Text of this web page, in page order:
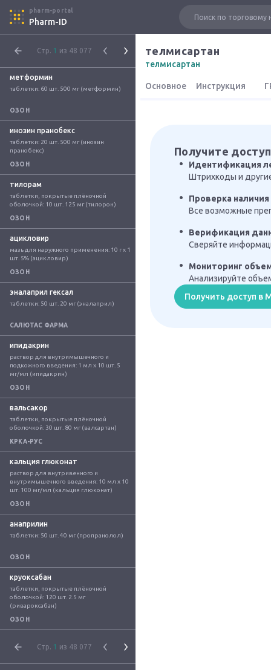
pharm-portal
Pharm-ID
Стр. 1 из 48 077
метформин
таблетки: 60 шт. 500 мг (метформин)
ОЗОН
инозин пранобекс
таблетки: 20 шт. 500 мг (инозин
пранобекс)
ОЗОН
тилорам
таблетки, покрытые плёночной
оболочкой: 10 шт. 125 мг (тилорон)
ОЗОН
ацикловир
мазь для наружного применения: 10 г x 1
шт. 5% (ацикловир)
ОЗОН
эналаприл гексал
таблетки: 50 шт. 20 мг (эналаприл)
САЛЮТАС ФАРМА
ипидакрин
раствор для внутримышечного и
подкожного введения: 1 мл x 10 шт. 5
мг/мл (ипидакрин)
ОЗОН
вальсакор
таблетки, покрытые плёночной
оболочкой: 30 шт. 80 мг (валсартан)
КРКА-РУС
кальция глюконат
раствор для внутривенного и
внутримышечного введения: 10 мл x 10
шт. 100 мг/мл (кальция глюконат)
ОЗОН
анаприлин
таблетки: 50 шт. 40 мг (пропранолол)
ОЗОН
круоксабан
таблетки, покрытые плёночной
оболочкой: 120 шт. 2.5 мг
(ривароксабан)
ОЗОН
Стр. 1 из 48 077
телмисартан
телмисартан
Основное Инструкция
Получите
Идентификация
Штрихкоды и
Проверка
Все возможные
Верификация
Сверяйте
Мониторинг
Анализируйте
Получить доступ в